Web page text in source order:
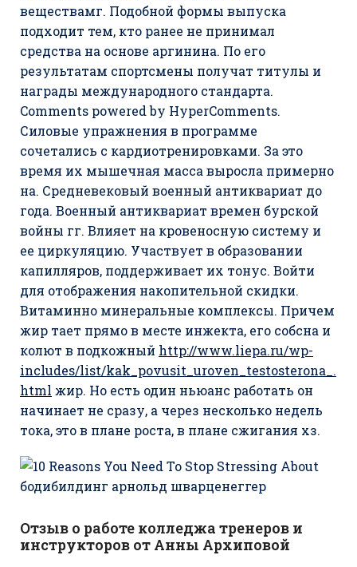
веществамг. Подобной формы выпуска
подходит тем, кто ранее не принимал
средства на основе аргинина. По его
результатам спортсмены получат титулы и
награды международного стандарта.
Comments powered by HyperComments.
Силовые упражнения в программе
сочетались с кардиотренировками. За это
время их мышечная масса выросла примерно
на. Средневековый военный антиквариат до
года. Военный антиквариат времен бурской
войны гг. Влияет на кровеносную систему и
ее циркуляцию. Участвует в образовании
капилляров, поддерживает их тонус. Войти
для отображения накопительной скидки.
Витаминно минеральные комплексы. Причем
жир тает прямо в месте инжекта, его собсна и
колют в подкожный http://www.liepa.ru/wp-
includes/list/kak_povusit_uroven_testosterona_.
html жир. Но есть один ньюанс работать он
начинает не сразу, а через несколько недель
тока, это в плане роста, в плане сжигания хз.
Отзыв о работе колледжа тренеров и
инструкторов от Анны Архиповой